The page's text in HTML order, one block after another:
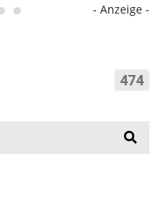
- Anzeige -
474